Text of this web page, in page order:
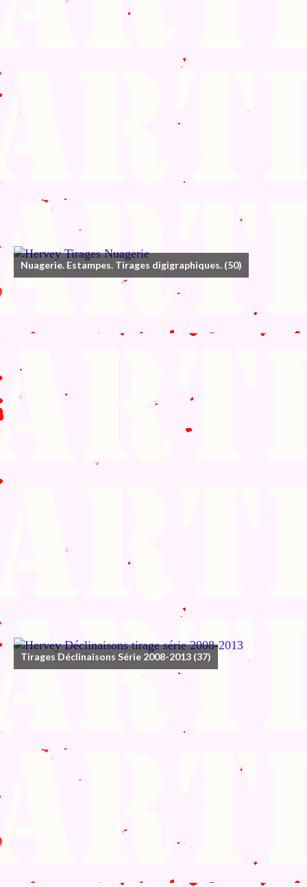
Nuagerie. Estampes. Tirages digigraphiques. (50)
Tirages Déclinaisons Série 2008-2013 (37)